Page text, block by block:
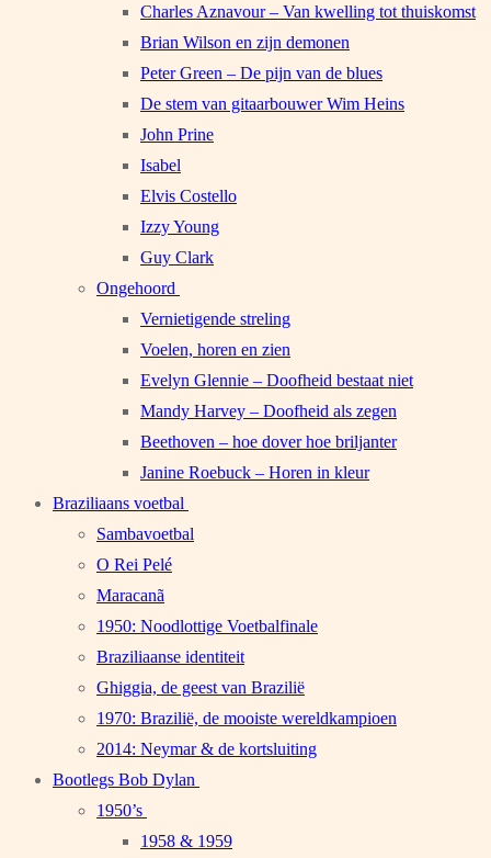
Charles Aznavour – Van kwelling tot thuiskomst
Brian Wilson en zijn demonen
Peter Green – De pijn van de blues
De stem van gitaarbouwer Wim Heins
John Prine
Isabel
Elvis Costello
Izzy Young
Guy Clark
Ongehoord
Vernietigende streling
Voelen, horen en zien
Evelyn Glennie – Doofheid bestaat niet
Mandy Harvey – Doofheid als zegen
Beethoven – hoe dover hoe briljanter
Janine Roebuck – Horen in kleur
Braziliaans voetbal
Sambavoetbal
O Rei Pelé
Maracanã
1950: Noodlottige Voetbalfinale
Braziliaanse identiteit
Ghiggia, de geest van Brazilië
1970: Brazilië, de mooiste wereldkampioen
2014: Neymar & de kortsluiting
Bootlegs Bob Dylan
1950’s
1958 & 1959